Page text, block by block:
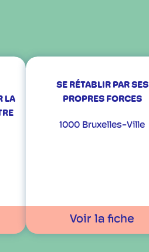
LA
SE RÉTABLIR PAR SES
PROPRES FORCES
1000 Bruxelles-Ville
Voir la fiche